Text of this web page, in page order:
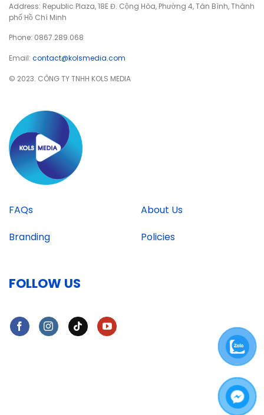
Address: Republic Plaza, 18E Đ. Cộng Hòa, Phường 4, Tân Bình, Thành
phố Hồ Chí Minh
Phone: 0867.289.068
Email: contact@kolsmedia.com
© 2023. CÔNG TY TNHH KOLS MEDIA
FAQs
Branding
About Us
Policies
FOLLOW US